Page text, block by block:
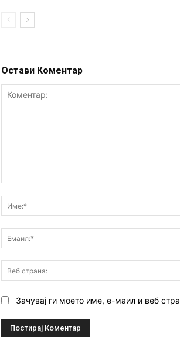
Остави Коментар
Зачувај ги моето име, е-маил и веб